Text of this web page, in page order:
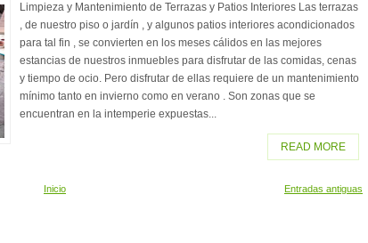
Limpieza y Mantenimiento de Terrazas y Patios Interiores Las terrazas
, de nuestro piso o jardín , y algunos patios interiores acondicionados
para tal fin , se convierten en los meses cálidos en las mejores
estancias de nuestros inmuebles para disfrutar de las comidas, cenas
y tiempo de ocio. Pero disfrutar de ellas requiere de un mantenimiento
mínimo tanto en invierno como en verano . Son zonas que se
encuentran en la intemperie expuestas...
READ MORE
Entradas antiguas
Inicio